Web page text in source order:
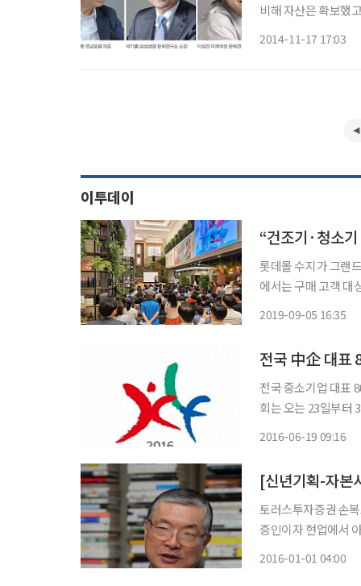
비해 자산은 확보했
2014-11-17 17:03
이투데이
“건조기·청소기
롯데몰 수지가 그랜드
에서는 구매 고객 대
2019-09-05 16:35
전국 中企 대
전국 중소기업 대표 800
회는 오는 23일부터
2016-06-19 09:16
토러스투자증권 손
증인이자 현업에서 아직도 열심히
2016-01-01 04:00